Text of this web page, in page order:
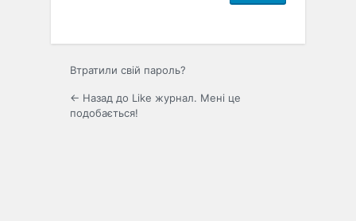
Втратили свій пароль?
← Назад до Like журнал. Мені це
подобається!